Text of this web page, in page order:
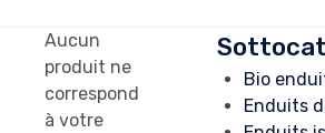
Bio
Enduits
Aucun
produit ne
correspond
à votre